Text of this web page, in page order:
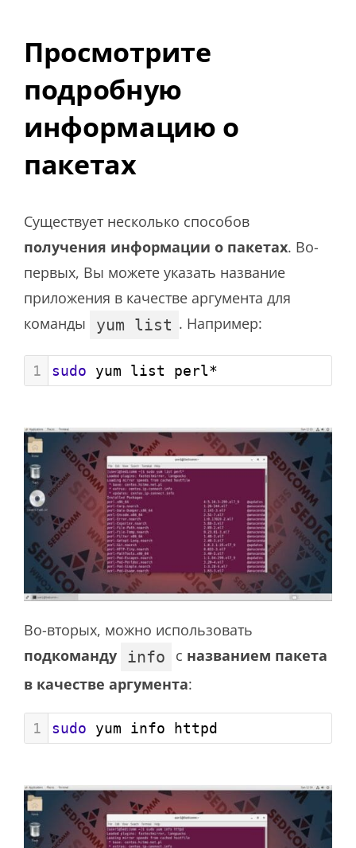
Просмотрите
подробную
информацию о
пакетах
Существует несколько способов
получения информации о пакетах. Во-
первых, Вы можете указать название
приложения в качестве аргумента для
команды
yum list . Например:
1 sudo yum list perl*
Во-вторых, можно использовать
подкоманду info с названием пакета
в качестве аргумента:
1 sudo yum info httpd